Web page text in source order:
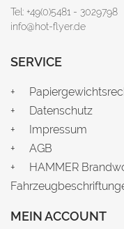
Tel: +49(0)5481 - 3029798
info@hot-flyer.de
SERVICE
Datenschutz
Impressum
AGB
HAMMER
MEIN ACCOUNT